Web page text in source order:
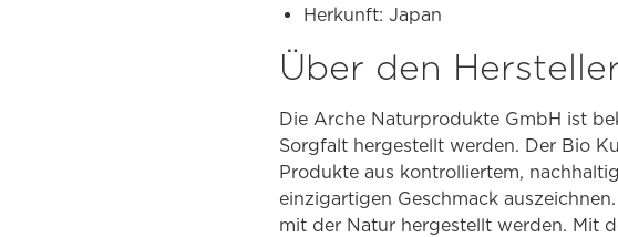
Herkunft: Japan
Über den
Die Arche Naturprodukte GmbH ist
Sorgfalt hergestellt werden. Der Bio
Produkte aus kontrolliertem,
einzigartigen Geschmack
mit der Natur hergestellt werden. Mit